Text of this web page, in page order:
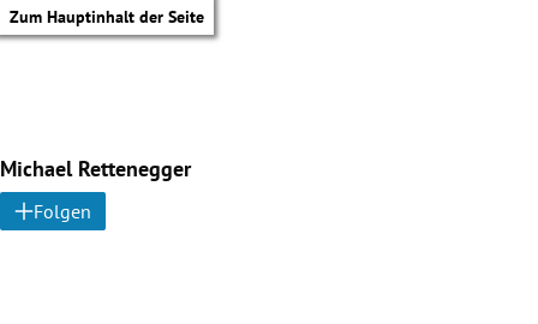
Zum Hauptinhalt der Seite
Michael Rettenegger
Folgen